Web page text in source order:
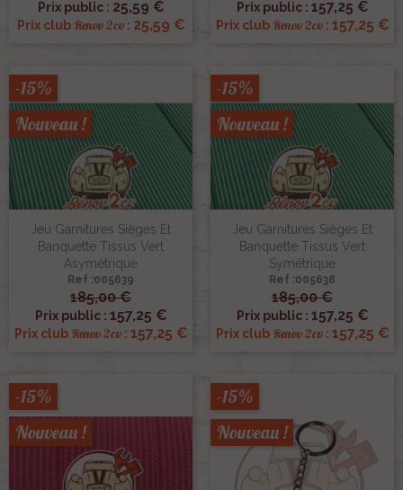
Prix public : 25,59 €
Prix club Renov 2cv: 25,59 €
Prix public : 157,25 €
Prix club Renov 2cv: 157,25 €
Jeu Garnitures Sièges Et
Banquette Tissus Vert
Asymétrique
Ref :005639
185,00 €
Prix public : 157,25 €
Prix club Renov 2cv: 157,25 €
-15%
Nouveau !
Jeu Garnitures Sièges Et
Banquette Tissus Vert
Symétrique
Ref :005638
185,00 €
Prix public : 157,25 €
Prix club Renov 2cv: 157,25 €
-15%
Nouveau !
-15%
Nouveau !
-15%
Nouveau !